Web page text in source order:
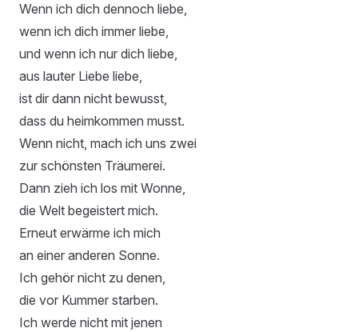
Wenn ich dich dennoch liebe,
wenn ich dich immer liebe,
und wenn ich nur dich liebe,
aus lauter Liebe liebe,
ist dir dann nicht bewusst,
dass du heimkommen musst.
Wenn nicht, mach ich uns zwei
zur schönsten Träumerei.
Dann zieh ich los mit Wonne,
die Welt begeistert mich.
Erneut erwärme ich mich
an einer anderen Sonne.
Ich gehör nicht zu denen,
die vor Kummer starben.
Ich werde nicht mit jenen